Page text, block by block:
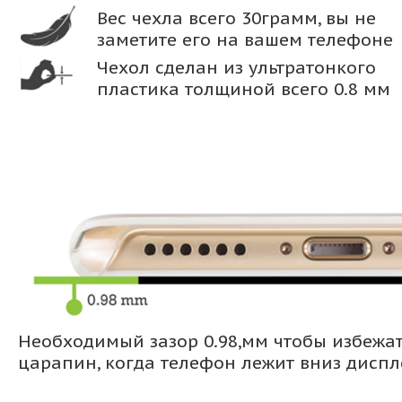
Вес чехла всего 30грамм, вы не
заметите его на вашем телефоне
Чехол сделан из ультратонкого
пластика толщиной всего 0.8 мм
Необходимый зазор 0.98,мм чтобы
царапин, когда телефон лежит вниз